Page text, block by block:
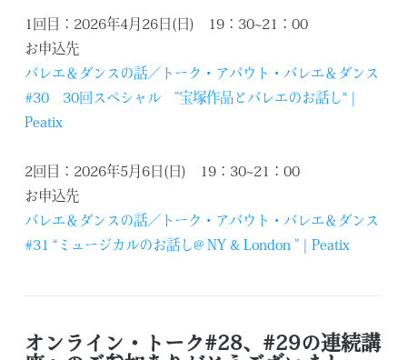
1 回目： 2026年4月 26 日 ( 日 ) 19 ： 30~21 ：00
お申込先
バレエ＆ダンスの話／トーク・アバウト・バレエ＆ダンス
#30 30回スペシャル ”宝塚作品とバレエのお話し“ |
Peatix
2 回目： 2026年5月 6 日 ( 日 ) 19 ： 30~21 ：00
お申込先
バレエ＆ダンスの話／トーク・アバウト・バレエ＆ダンス
#31 “ミュージカルのお話し@ NY & London ” | Peatix
オンライン・トーク#28、#29の連続講